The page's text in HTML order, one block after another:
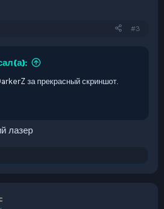
#3
за прекрасный скриншот.
лазер